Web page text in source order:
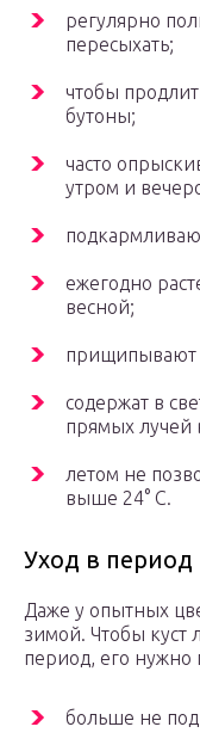
регулярно
пересыхать;
чтобы
бутоны;
часто
утром и
ежегодно
весной;
прищипывают
содержат в
прямых лучей
летом не
выше 24° С.
Уход в период
Даже у опытных
зимой. Чтобы куст
период, его нужно
больше не